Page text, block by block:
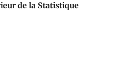
de la Statistique